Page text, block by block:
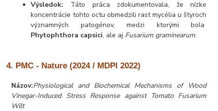
Výsledok: Táto práca zdokumentovala, že nízke
koncentrácie tohto octu obmedzili rast mycélia u štyroch
významných patogénov, medzi ktorými bola
Phytophthora capsici, ale aj Fusarium graminearum.
4. PMC - Nature (2024 / MDPI 2022)
Názov:Physiological and Biochemical Mechanisms of Wood
Vinegar-Induced Stress Response against Tomato Fusarium
Wilt